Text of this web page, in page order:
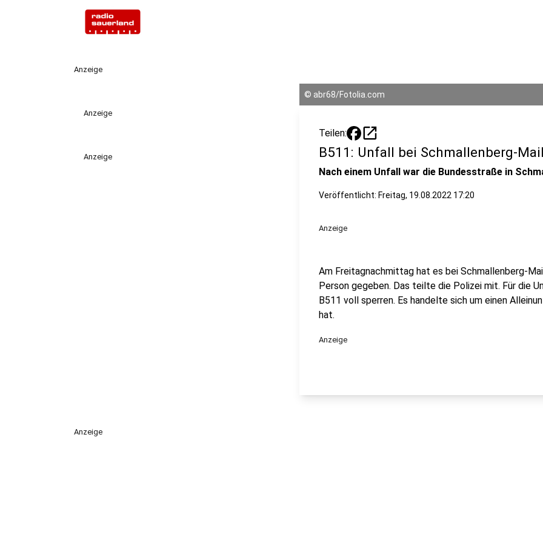
Anzeige
Anzeige
Anzeige
© abr68/Fotolia.com
Teilen: open_in_new
B511: Unfall bei Schmallenberg-
Nach einem Unfall war die Bundesstraße in
Veröffentlicht: Freitag, 19.08.2022 17:20
Anzeige
Am Freitagnachmittag hat es bei Schmallenberg-
Person gegeben. Das teilte die Polizei mit. Für die
B511 voll sperren. Es handelte sich um einen
hat.
Anzeige
Anzeige